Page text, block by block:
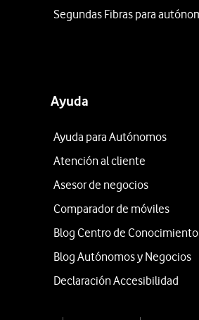
Segundas Fibras para
Ayuda
Ayuda para Autónomos
Atención al cliente
Asesor de negocios
Comparador de móviles
Blog Centro de Conocimiento
Blog Autónomos y Negocios
Declaración Accesibilidad